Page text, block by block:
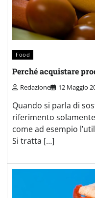
Food
Perché acquistare
Redazione 12 Maggio
Quando si parla di
riferimento
come ad esempio
Si tratta […]